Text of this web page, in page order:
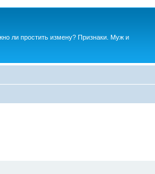
ли простить измену? Признаки. Муж и